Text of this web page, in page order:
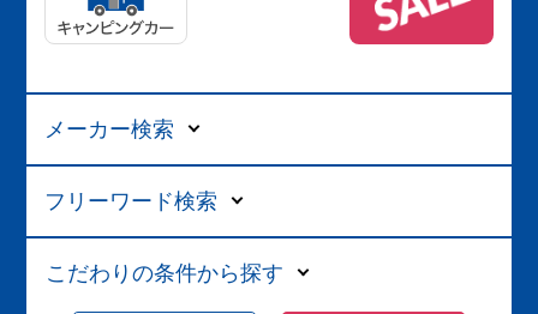
メーカー検索
フリーワード検索
こだわりの条件から探す